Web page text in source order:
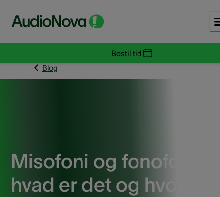
Bestil tid
Blog
Misofoni og fonofobi -
hvad er det og hvordan